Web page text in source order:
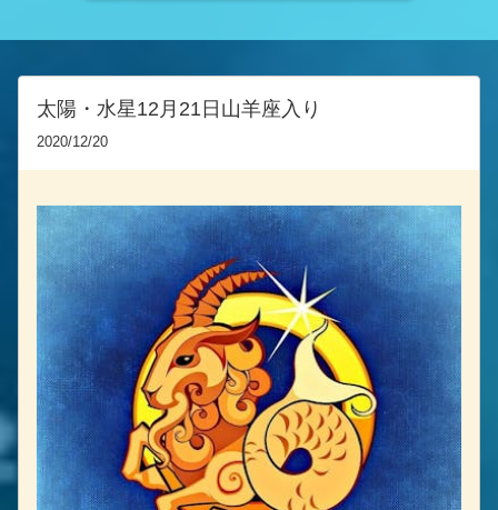
太陽・水星12月21日山羊座入り
2020/12/20